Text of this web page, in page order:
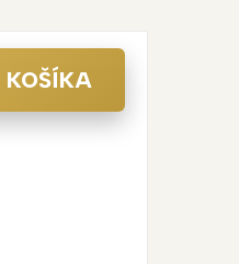
KOŠÍKA